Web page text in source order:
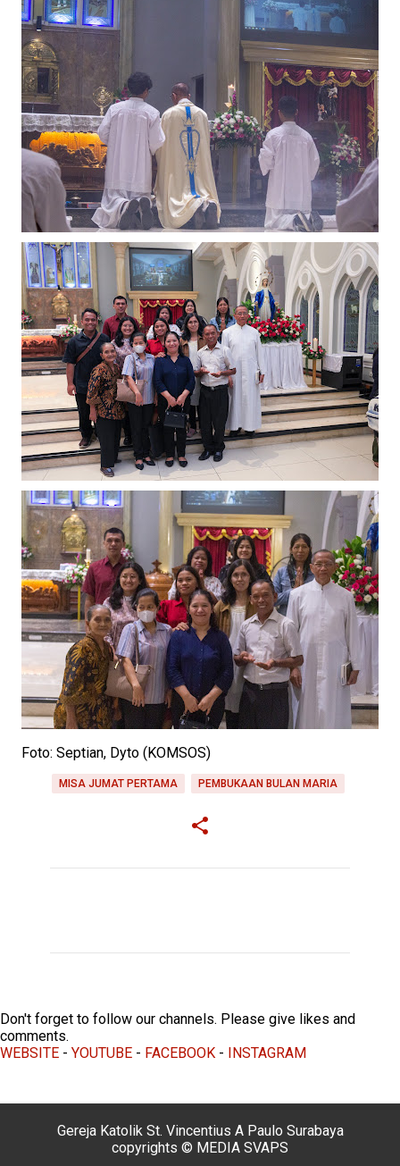
Foto: Septian, Dyto (KOMSOS)
MISA JUMAT PERTAMA PEMBUKAAN BULAN MARIA
n
t
Don't forget to follow our channels. Please give likes and
comments.
WEBSITE - YOUTUBE - FACEBOOK - INSTAGRAM
Gereja Katolik St. Vincentius A Paulo Surabaya
copyrights © MEDIA SVAPS